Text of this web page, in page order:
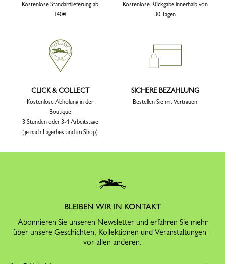
Kostenlose Standardlieferung ab
140€
Kostenlose Rückgabe innerhalb von
30 Tagen
CLICK & COLLECT
Kostenlose Abholung in der
Boutique
3 Stunden oder 3-4 Arbeitstage
(je nach Lagerbestand im Shop)
SICHERE BEZAHLUNG
Bestellen Sie mit Vertrauen
BLEIBEN WIR IN KONTAKT
Abonnieren Sie unseren Newsletter und erfahren Sie mehr
über unsere Geschichten, Kollektionen und Veranstaltungen –
vor allen anderen.